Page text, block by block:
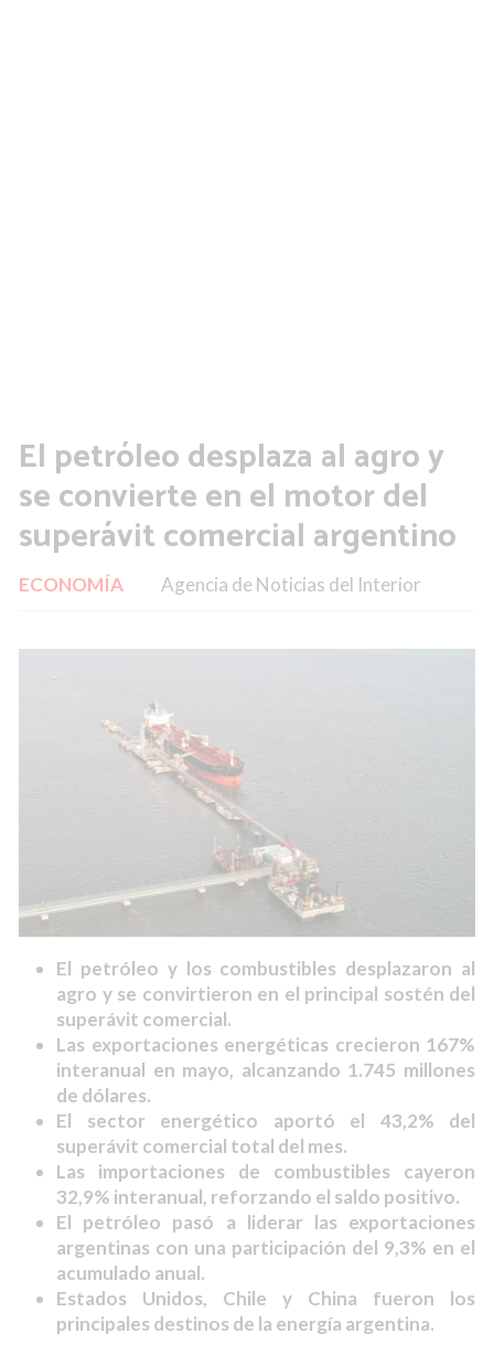
El petróleo desplaza al agro y
se convierte en el motor del
superávit comercial argentino
ECONOMÍA Agencia de Noticias del Interior
El petróleo y los combustibles desplazaron al
agro y se convirtieron en el principal sostén del
superávit comercial.
Las exportaciones energéticas crecieron 167%
interanual en mayo, alcanzando 1.745 millones
de dólares.
El sector energético aportó el 43,2% del
superávit comercial total del mes.
Las importaciones de combustibles cayeron
32,9% interanual, reforzando el saldo positivo.
El petróleo pasó a liderar las exportaciones
argentinas con una participación del 9,3% en el
acumulado anual.
Estados Unidos, Chile y China fueron los
principales destinos de la energía argentina.